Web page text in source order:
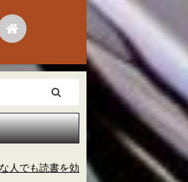
人でも読書を効